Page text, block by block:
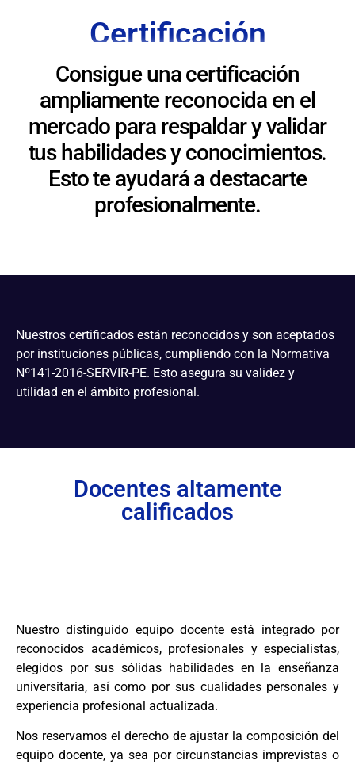
Certificación
Consigue una certificación
ampliamente reconocida en el
mercado para respaldar y validar
tus habilidades y conocimientos.
Esto te ayudará a destacarte
profesionalmente.
Nuestros certificados están reconocidos y son aceptados
por instituciones públicas, cumpliendo con la Normativa
Nº141-2016-SERVIR-PE. Esto asegura su validez y
utilidad en el ámbito profesional.
Docentes altamente
calificados
Nuestro distinguido equipo docente está integrado por
reconocidos académicos, profesionales y especialistas,
elegidos por sus sólidas habilidades en la enseñanza
universitaria, así como por sus cualidades personales y
experiencia profesional actualizada.
Nos reservamos el derecho de ajustar la composición del
equipo docente, ya sea por circunstancias imprevistas o